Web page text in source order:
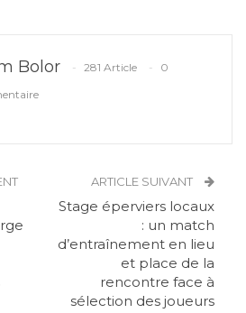
Bolor 281 Article
0
ARTICLE SUIVANT
Stage éperviers locaux
: un match
d’entraînement en lieu
et place de la
rencontre face à
sélection des joueurs